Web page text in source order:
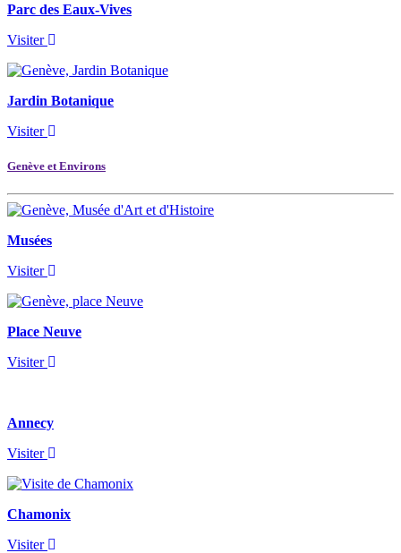
Parc des Eaux-Vives
Visiter
Jardin Botanique
Visiter
Genève et Environs
Musées
Visiter
Place Neuve
Visiter
Annecy
Visiter
Chamonix
Visiter